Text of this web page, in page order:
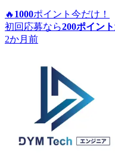
🔥 1000ポイント 今だけ！
初回応募なら200ポイン
2か月前